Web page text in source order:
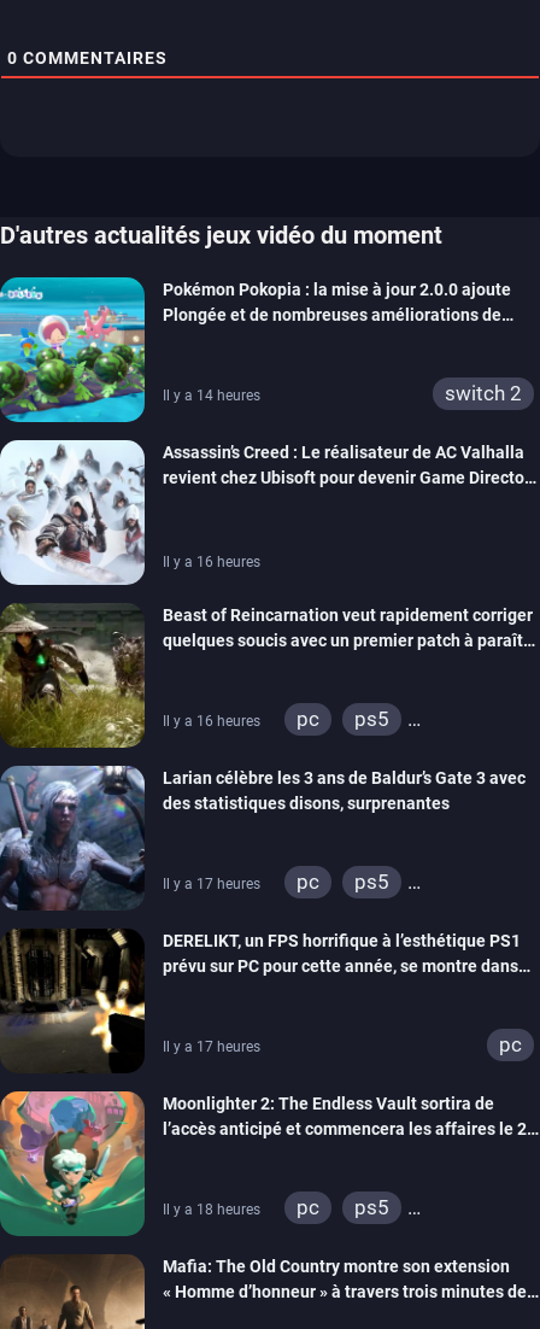
0 COMMENTAIRES
D'autres actualités jeux vidéo du moment
Pokémon Pokopia : la mise à jour 2.0.0 ajoute
Plongée et de nombreuses améliorations de
Il y a 14 heures switch 2
Assassin’s Creed : Le réalisateur de AC Valhalla
revient chez Ubisoft pour devenir Game Director
Il y a 16 heures
Beast of Reincarnation veut rapidement corriger
quelques soucis avec un premier patch à paraître
Il y a 16 heures pc
ps5
Larian célèbre les 3 ans de Baldur’s Gate 3 avec
des statistiques disons, surprenantes
Il y a 17 heures pc
ps5
DERELIKT, un FPS horrifique à l’esthétique PS1
prévu sur PC pour cette année, se montre dans
Il y a 17 heures pc
Moonlighter 2: The Endless Vault sortira de
l’accès anticipé et commencera les affaires le 2
Il y a 18 heures pc
ps5
Mafia: The Old Country montre son extension
« Homme d’honneur » à travers trois minutes de